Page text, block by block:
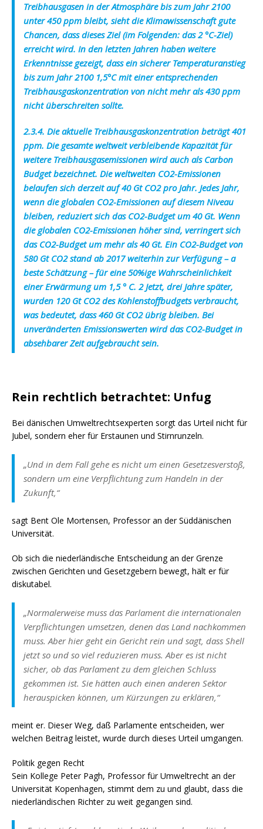
Treibhausgasen in der Atmosphäre bis zum Jahr 2100
unter 450 ppm bleibt, sieht die Klimawissenschaft gute
Chancen, dass dieses Ziel (im Folgenden: das 2 °C-Ziel)
erreicht wird. In den letzten Jahren haben weitere
Erkenntnisse gezeigt, dass ein sicherer Temperaturanstieg
bis zum Jahr 2100 1,5°C mit einer entsprechenden
Treibhausgaskonzentration von nicht mehr als 430 ppm
nicht überschreiten sollte.
2.3.4. Die aktuelle Treibhausgaskonzentration beträgt 401
ppm. Die gesamte weltweit verbleibende Kapazität für
weitere Treibhausgasemissionen wird auch als Carbon
Budget bezeichnet. Die weltweiten CO2-Emissionen
belaufen sich derzeit auf 40 Gt CO2 pro Jahr. Jedes Jahr,
wenn die globalen CO2-Emissionen auf diesem Niveau
bleiben, reduziert sich das CO2-Budget um 40 Gt. Wenn
die globalen CO2-Emissionen höher sind, verringert sich
das CO2-Budget um mehr als 40 Gt. Ein CO2-Budget von
580 Gt CO2 stand ab 2017 weiterhin zur Verfügung – a
beste Schätzung – für eine 50%ige Wahrscheinlichkeit
einer Erwärmung um 1,5 ° C. 2 Jetzt, drei Jahre später,
wurden 120 Gt CO2 des Kohlenstoffbudgets verbraucht,
was bedeutet, dass 460 Gt CO2 übrig bleiben. Bei
unveränderten Emissionswerten wird das CO2-Budget in
absehbarer Zeit aufgebraucht sein.
Rein rechtlich betrachtet: Unfug
Bei dänischen Umweltrechtsexperten sorgt das Urteil nicht für
Jubel, sondern eher für Erstaunen und Stirnrunzeln.
„Und in dem Fall gehe es nicht um einen Gesetzesverstoß,
sondern um eine Verpflichtung zum Handeln in der
Zukunft,“
sagt Bent Ole Mortensen, Professor an der Süddänischen
Universität.
Ob sich die niederländische Entscheidung an der Grenze
zwischen Gerichten und Gesetzgebern bewegt, hält er für
diskutabel.
„Normalerweise muss das Parlament die internationalen
Verpflichtungen umsetzen, denen das Land nachkommen
muss. Aber hier geht ein Gericht rein und sagt, dass Shell
jetzt so und so viel reduzieren muss. Aber es ist nicht
sicher, ob das Parlament zu dem gleichen Schluss
gekommen ist. Sie hätten auch einen anderen Sektor
herauspicken können, um Kürzungen zu erklären,“
meint er. Dieser Weg, daß Parlamente entscheiden, wer
welchen Beitrag leistet, wurde durch dieses Urteil umgangen.
Politik gegen Recht
Sein Kollege Peter Pagh, Professor für Umweltrecht an der
Universität Kopenhagen, stimmt dem zu und glaubt, dass die
niederländischen Richter zu weit gegangen sind.